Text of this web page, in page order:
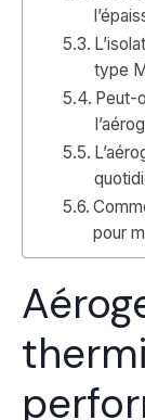
type
Peut-
pour